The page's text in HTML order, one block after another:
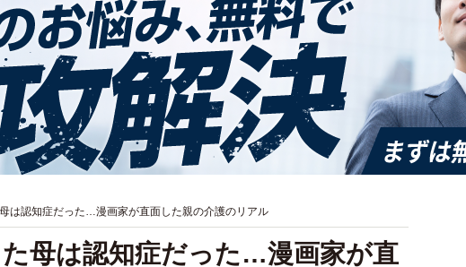
は認知症だった…漫画家が直面した親の介護のリアル
母は認知症だった…漫画家が直